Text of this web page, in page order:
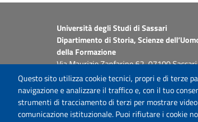
Questo sito utilizza cookie tecnici, propri e di terze
navigazione e analizzare il traffico e, con il tuo
strumenti di tracciamento di terzi per mostrare
comunicazione istituzionale. Puoi rifiutare i cookie
Università degli Studi di Sassari
Dipartimento di Storia, Scienze
della Formazione
Via Maurizio Zanfarino 62, 07100 Sassari
PEC:
www.uniss.it